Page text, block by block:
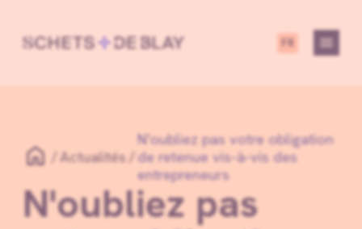
FR
Actualités
N'oubliez pas votre obligation
de retenue vis-à-vis des
entrepreneurs
N'oubliez pas